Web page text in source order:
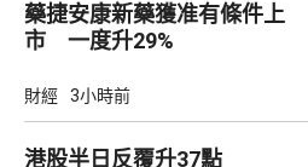
藥捷安康新藥獲准有條件上
市 一度升29%
財經 3小時前
港股半日反覆升37點